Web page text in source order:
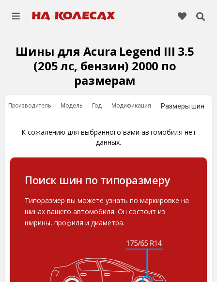
Шины для Acura Legend III 3.5
(205 лс, бензин) 2000 по
размерам
Производитель Модель Год Модификация Размеры шин
К сожалению для выбранного вами автомобиля нет
данных.
Поиск шин по типоразмеру
Типоразмер вы можете узнать по маркировке на
шинах вашего автомобиля. Он состоит из
ширины, профиля и диаметра.